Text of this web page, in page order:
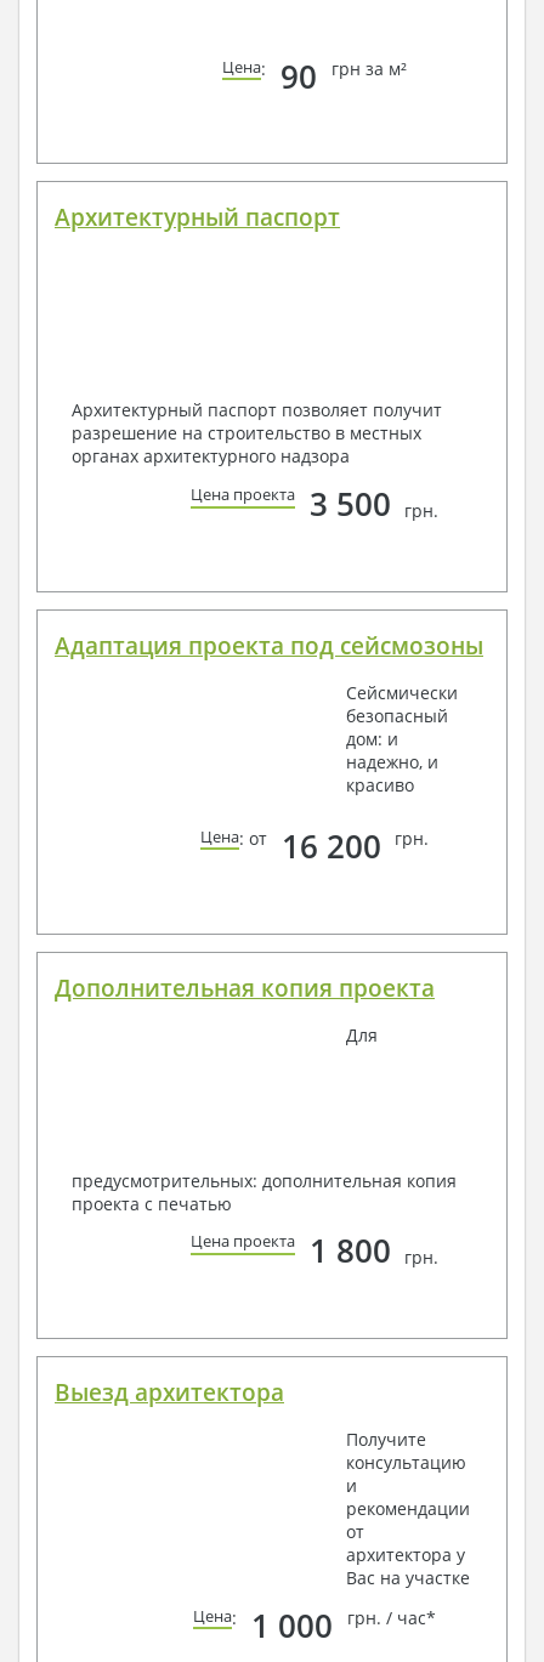
Цена: 90 грн за м²
Архитектурный паспорт
Архитектурный паспорт позволяет получит
разрешение на строительство в местных
органах архитектурного надзора
Цена проекта 3 500 грн.
Адаптация проекта под сейсмозоны
Сейсмически
безопасный
дом: и
надежно, и
красиво
Цена: от 16 200 грн.
Дополнительная копия проекта
Для
предусмотрительных: дополнительная копия
проекта с печатью
Цена проекта 1 800 грн.
Выезд архитектора
Получите
консультацию
и
рекомендации
от
архитектора у
Вас на участке
Цена: 1 000 грн. / час*